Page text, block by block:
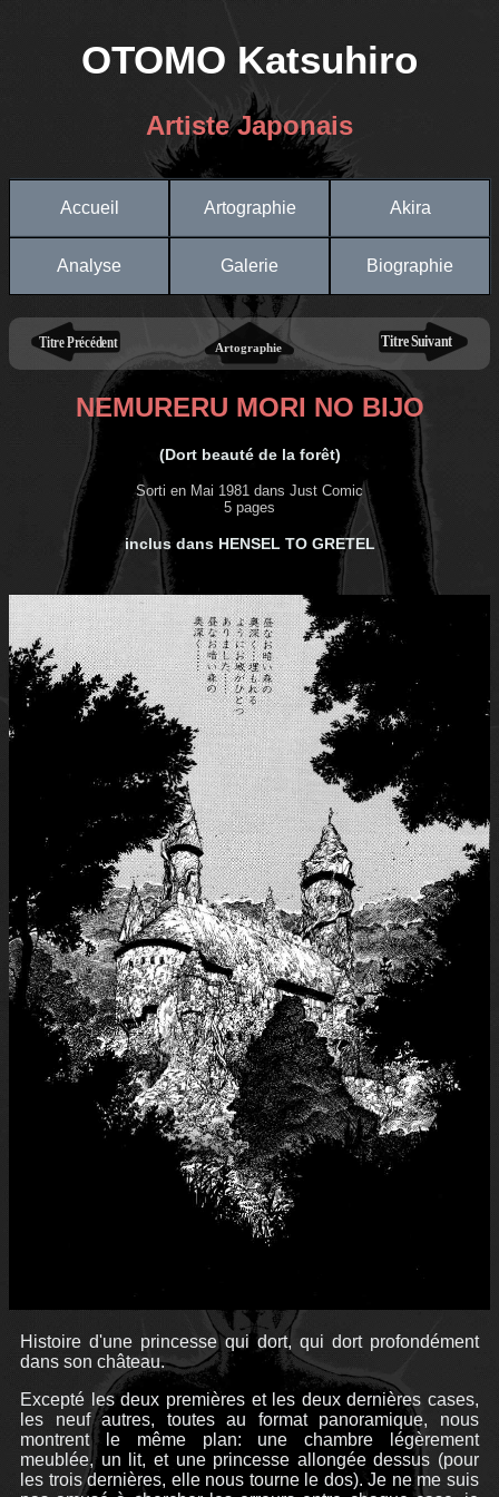
OTOMO Katsuhiro
Artiste Japonais
Accueil Artographie Akira
Analyse Galerie Biographie
NEMURERU MORI NO BIJO
(Dort beauté de la forêt)
Sorti en Mai 1981 dans Just Comic
5 pages
inclus dans HENSEL TO GRETEL
Histoire d'une princesse qui dort, qui dort profondément
dans son château.
Excepté les deux premières et les deux dernières cases,
les neuf autres, toutes au format panoramique, nous
montrent le même plan: une chambre légèrement
meublée, un lit, et une princesse allongée dessus (pour
les trois dernières, elle nous tourne le dos). Je ne me suis